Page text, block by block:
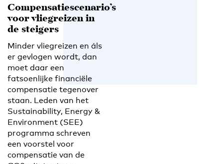
Compensatiescenario’s
voor vliegreizen in
de steigers
Minder vliegreizen en áls
er gevlogen wordt, dan
moet daar een
fatsoenlijke financiële
compensatie tegenover
staan. Leden van het
Sustainability, Energy &
Environment (SEE)
programma schreven
een voorstel voor
compensatie van de